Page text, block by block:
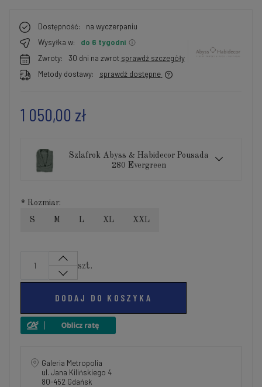
Dostępność:
na wyczerpaniu
Wysyłka w:
do 6 tygodni
Zwroty:
30 dni na zwrot sprawdź szczegóły
Metody dostawy:
sprawdź dostępne
1 050,00 zł
Szlafrok Abyss & Habidecor Pousada
280 Evergreen
* Rozmiar:
S M L XL XXL
szt.
DODAJ DO KOSZYKA
Galeria Metropolia
ul. Jana Kilińskiego 4
80-452 Gdańsk